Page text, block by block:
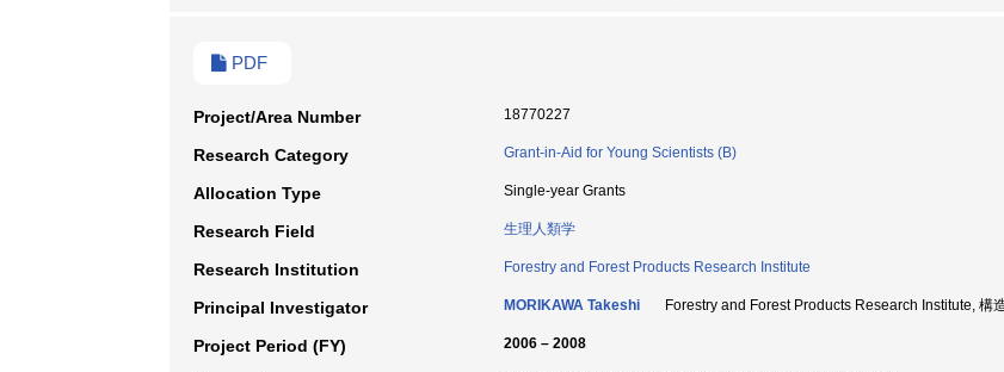
PDF
Project/Area Number 18770227
Research Category Grant-in-Aid for Young Scientists (B)
Allocation Type Single-year Grants
Research Field 生理人類学
Research Institution Forestry and Forest Products Research Institute
Principal Investigator MORIKAWA Takeshi Forestry and Forest Products Research Institute, 構
Project Period (FY) 2006 – 2008